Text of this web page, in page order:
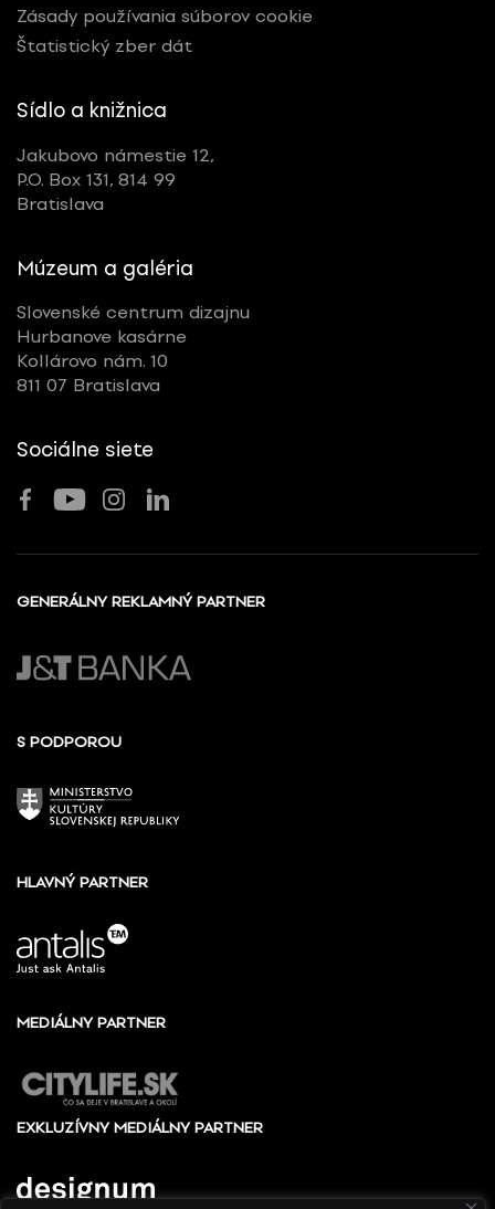
Zásady používania súborov cookie
Štatistický zber dát
Sídlo a knižnica
Jakubovo námestie 12,
P.O. Box 131, 814 99
Bratislava
Múzeum a galéria
Slovenské centrum dizajnu
Hurbanove kasárne
Kollárovo nám. 10
811 07 Bratislava
Sociálne siete
GENERÁLNY REKLAMNÝ PARTNER
S PODPOROU
HLAVNÝ PARTNER
MEDIÁLNY PARTNER
EXKLUZÍVNY MEDIÁLNY PARTNER